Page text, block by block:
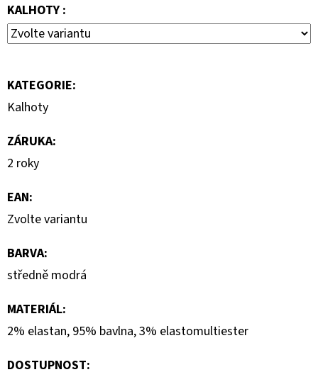
KALHOTY :
KATEGORIE:
Kalhoty
ZÁRUKA:
2 roky
EAN:
Zvolte variantu
BARVA:
středně modrá
MATERIÁL:
2% elastan, 95% bavlna, 3% elastomultiester
DOSTUPNOST: